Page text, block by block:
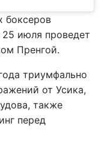
боксеров
июля проведет
Пренгой.
триумфально
от Усика,
также
перед